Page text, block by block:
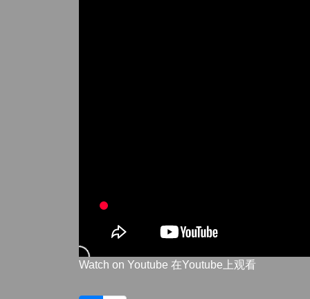
Watch on Youtube 在Youtube上观看